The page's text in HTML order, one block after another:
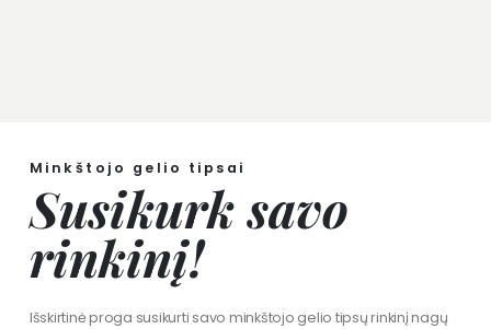
Minkštojo gelio tipsai
Susikurk savo
rinkinį!
Išskirtinė proga susikurti savo minkštojo gelio tipsų rinkinį nagų